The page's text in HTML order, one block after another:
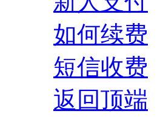
如何续费
短信收费
返回顶端